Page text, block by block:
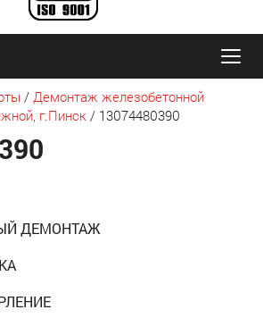
/ Демонтаж железобетонной
г.Пинск / 13074480390
ДЕМОНТАЖ